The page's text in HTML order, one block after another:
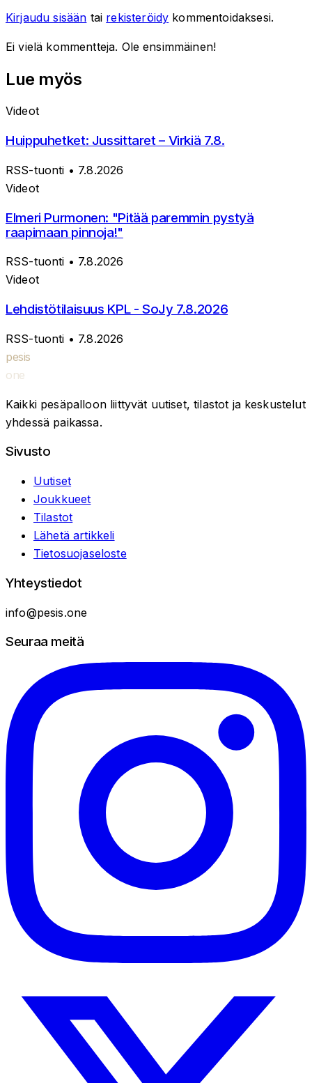
Kirjaudu sisään tai rekisteröidy kommentoidaksesi.
Ei vielä kommentteja. Ole ensimmäinen!
Lue myös
Videot
Huippuhetket: Jussittaret – Virkiä 7.8.
RSS-tuonti • 7.8.2026
Videot
Elmeri Purmonen: "Pitää paremmin pystyä
raapimaan pinnoja!"
RSS-tuonti • 7.8.2026
Videot
Lehdistötilaisuus KPL - SoJy 7.8.2026
RSS-tuonti • 7.8.2026
pesis
one
Kaikki pesäpalloon liittyvät uutiset, tilastot ja keskustelut
yhdessä paikassa.
Sivusto
Uutiset
Joukkueet
Tilastot
Lähetä artikkeli
Tietosuojaseloste
Yhteystiedot
info@pesis.one
Seuraa meitä